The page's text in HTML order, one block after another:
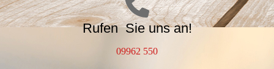
Rufen Sie uns an!
09962 550